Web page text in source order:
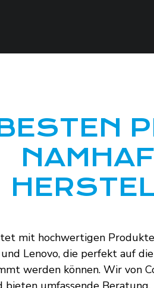
mit hochwertigen
Lenovo, die perfekt auf
werden können. Wir von